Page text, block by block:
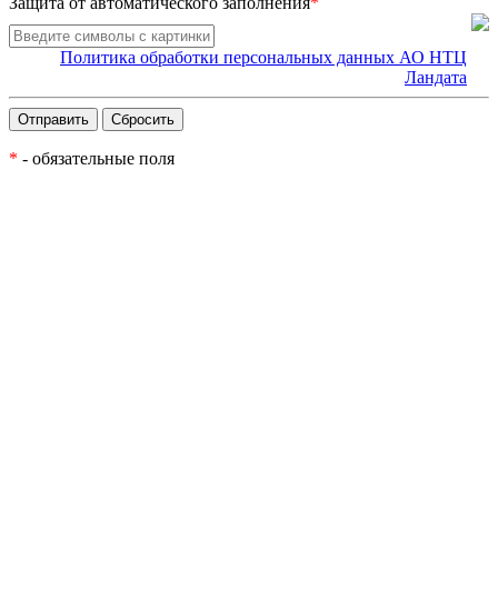
Политика обработки персональных данных АО НТЦ
Ландата
* - обязательные поля